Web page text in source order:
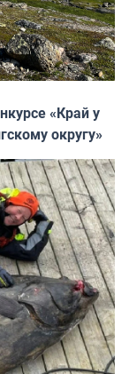
«Край у
округу»